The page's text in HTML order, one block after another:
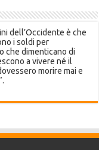
dell’Occidente è che
i soldi per
che dimenticano di
a vivere né il
morire mai e